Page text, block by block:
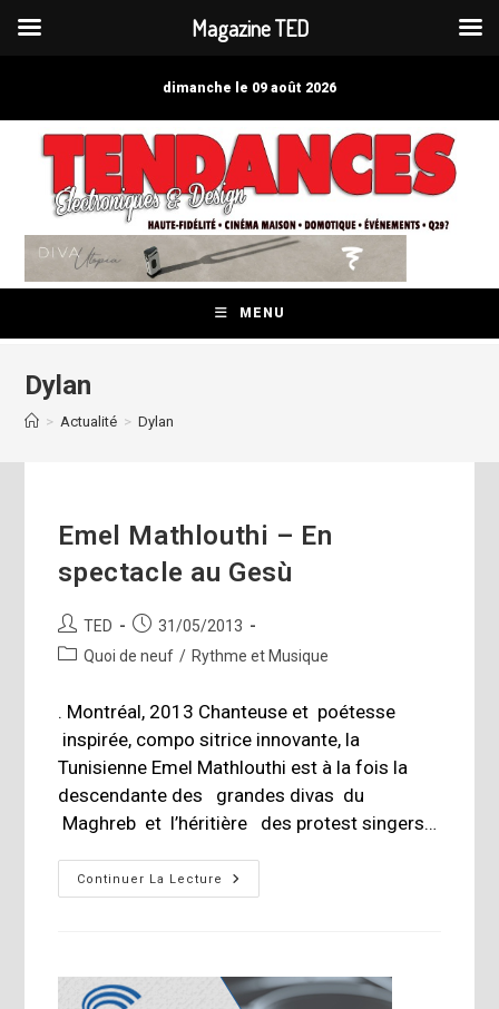
dimanche le 09 août 2026
MENU
Dylan
> Actualité > Dylan
Emel Mathlouthi – En
spectacle au Gesù
Auteur/autrice
de
TED
Publication
publiée :
31/05/2013
PostQuoi de neuf / Rythme et Musique
. Montréal, 2013 Chanteuse et poétesse
inspirée, compo­ sitrice innovante, la
Tunisienne Emel Mathlouthi est à la fois la
descendante des grandes divas du
Maghreb et l’héritière des protest singers…
Continuer La Lecture
Emel
Mathlouthi
Magazine TED